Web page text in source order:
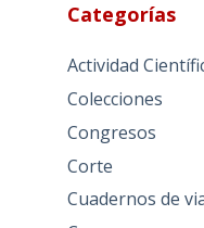
Categorías
Actividad
Colecciones
Congresos
Corte
Cuadernos de